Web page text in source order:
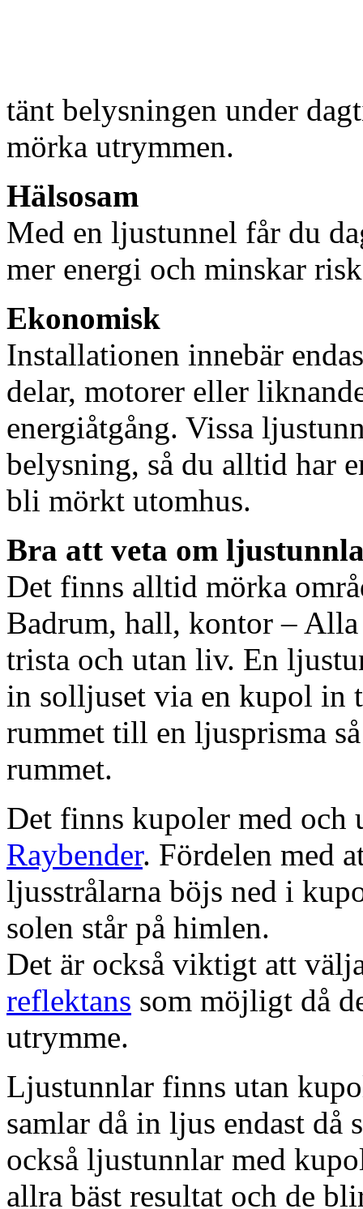
tänt belysningen under
mörka utrymmen.
Hälsosam
Med en ljustunnel får du
mer energi och minskar
Ekonomisk
Installationen innebär
delar, motorer eller
energiåtgång. Vissa
belysning, så du alltid har
bli mörkt utomhus.
Bra att veta om
Det finns alltid mörka
Badrum, hall, kontor – Alla
trista och utan liv. En
in solljuset via en kupol in
rummet till en ljusprisma
rummet.
Det finns kupoler med och
Raybender. Fördelen med
ljusstrålarna böjs ned i
solen står på himlen.
Det är också viktigt att
reflektans som möjligt då
utrymme.
Ljustunnlar finns utan
samlar då in ljus endast då
också ljustunnlar med
allra bäst resultat och de